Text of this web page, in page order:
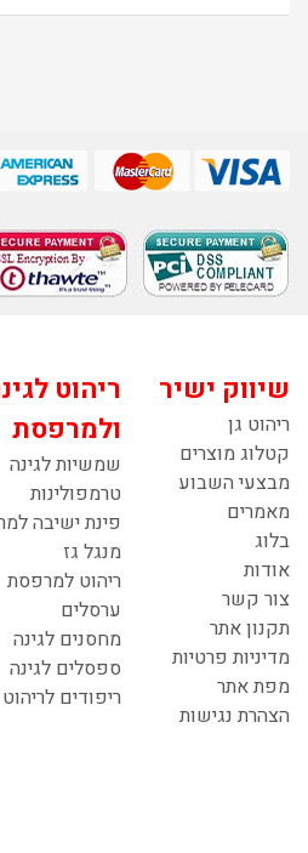
שיווק ישיר
ריהוט גן
קטלוג מוצרים
מבצעי השבוע
מאמרים
בלוג
אודות
צור קשר
תקנון אתר
מדיניות פרטיות
מפת אתר
הצהרת נגישות
ריהוט
ולמרפסת
שמשיות לגינה
טרמפולינות
פינת ישיבה
מנגל גז
ריהוט למרפסת
ערסלים
מחסנים לגינה
ספסלים לגינה
ריפודים